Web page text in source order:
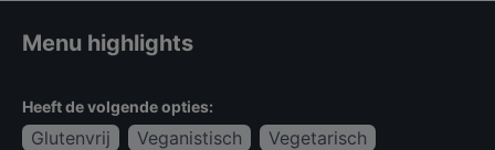
Menu highlights
Heeft de volgende opties:
Glutenvrij Veganistisch Vegetarisch